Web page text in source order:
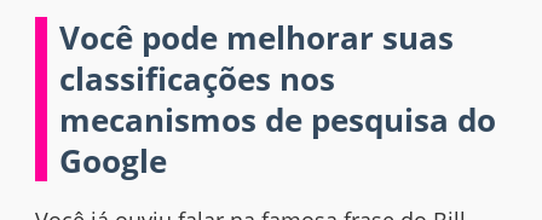
Você pode melhorar suas
classificações nos
mecanismos de pesquisa do
Google